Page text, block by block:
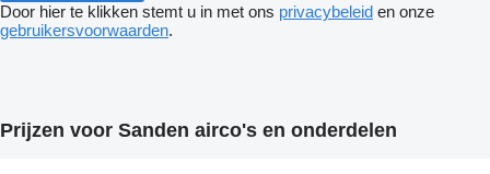
Door hier te klikken stemt u in met ons privacybeleid en onze
gebruikersvoorwaarden.
Prijzen voor Sanden airco's en onderdelen